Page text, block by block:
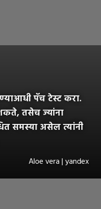
पॅच टेस्ट करा.
तसेच ज्यांना
समस्या असेल त्यांनी
Aloe vera | yandex